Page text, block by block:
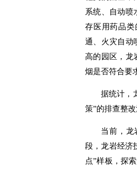
系统、自动喷
存医用药品类
通、火灾自动
高的园区， 龙
烟是否符合要
据统计，
策”的排查整
当前，龙
段，龙岩经济
点”样板，探